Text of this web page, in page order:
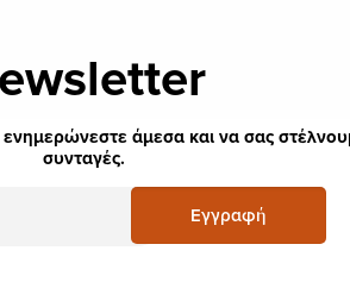
άμεσα και να σας
συνταγές.